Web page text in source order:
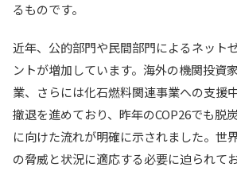
るものです。
近年、公的部門や民間部門によるネット
ントが増加しています。海外の機関投資
業、さらには化石燃料関連事業への支援
撤退を進めており、昨年のCOP26でも脱
に向けた流れが明確に示されました。世
の脅威と状況に適応する必要に迫られて